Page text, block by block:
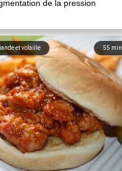
de la pression
55 min
et volaille